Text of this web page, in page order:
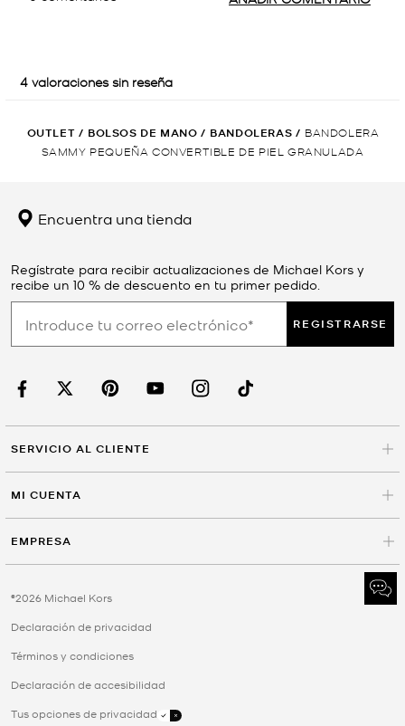
OUTLET / BOLSOS DE MANO / BANDOLERAS / BANDOLERA
SAMMY PEQUEÑA CONVERTIBLE DE PIEL GRANULADA
Encuentra una tienda
Regístrate para recibir actualizaciones de Michael Kors y
recibe un 10 % de descuento en tu primer pedido.
REGISTRARSE
SERVICIO AL CLIENTE
MI CUENTA
EMPRESA
©2026 Michael Kors
Declaración de privacidad
Términos y condiciones
Declaración de accesibilidad
Tus opciones de privacidad